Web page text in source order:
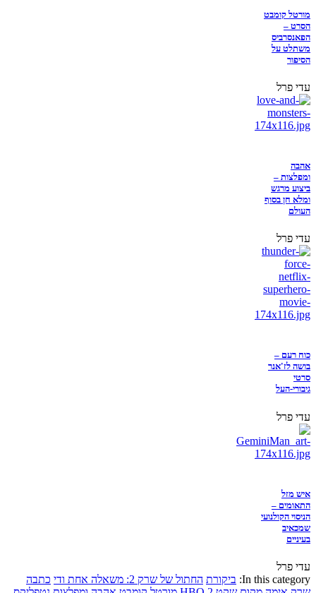
מורטל קומבט
הסרט –
הפאנסרביס
משתלט על
הסיפור
עדי פרל
אהבה
ומפלצות –
ביצוע מרגש
ומלא חן בסוף
העולם
עדי פרל
כוח רעם –
בושה לז'אנר
סרטי
גיבורי-העל
עדי פרל
איש מזל
התאומים –
הניסוי הקולנועי
שמכאיב
בעיניים
עדי פרל
In this category: ביקורת החתול של שרק 2: משאלה אחת ודי
כתבה